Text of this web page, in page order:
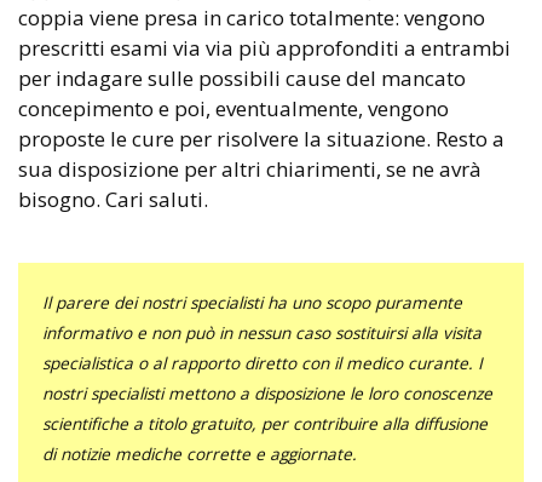
coppia viene presa in carico totalmente: vengono
prescritti esami via via più approfonditi a entrambi
per indagare sulle possibili cause del mancato
concepimento e poi, eventualmente, vengono
proposte le cure per risolvere la situazione. Resto a
sua disposizione per altri chiarimenti, se ne avrà
bisogno. Cari saluti.
Il parere dei nostri specialisti ha uno scopo puramente
informativo e non può in nessun caso sostituirsi alla visita
specialistica o al rapporto diretto con il medico curante. I
nostri specialisti mettono a disposizione le loro conoscenze
scientifiche a titolo gratuito, per contribuire alla diffusione
di notizie mediche corrette e aggiornate.